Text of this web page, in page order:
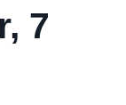
7